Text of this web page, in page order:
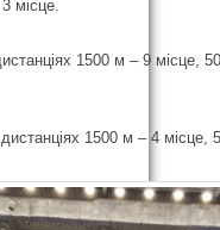
місце.
1500 м – 9 місце,
1500 м – 4